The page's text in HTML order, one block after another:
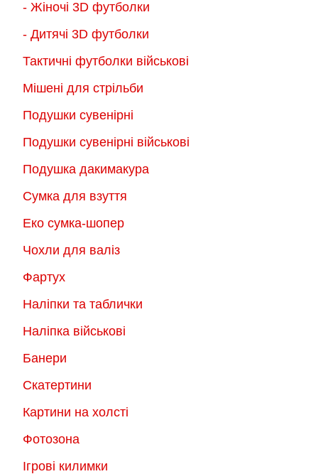
- Жіночі 3D футболки
- Дитячі 3D футболки
Тактичні футболки військові
Мішені для стрільби
Подушки сувенірні
Подушки сувенірні військові
Подушка дакимакура
Сумка для взуття
Еко сумка-шопер
Чохли для валіз
Фартух
Наліпки та таблички
Наліпка військові
Банери
Скатертини
Картини на холсті
Фотозона
Ігрові килимки